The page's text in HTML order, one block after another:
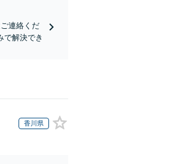
連絡くだ
で解決でき
香川県